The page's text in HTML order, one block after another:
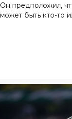
Он предположил,
может быть кто-то